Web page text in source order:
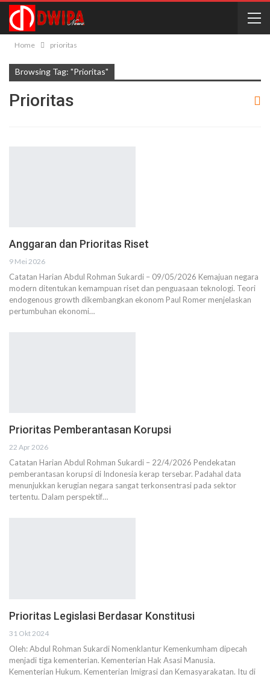
Home prioritas
Browsing Tag: "prioritas"
Prioritas
Anggaran dan Prioritas Riset
9 Mei 2026
Catatan Harian Abdul Rohman Sukardi – 09/05/2026 Kemajuan negara
modern ditentukan kemampuan riset dan penguasaan teknologi. Teori
endogenous growth dikembangkan ekonom Paul Romer menjelaskan
pertumbuhan ekonomi…
Prioritas Pemberantasan Korupsi
22 Apr 2026
Catatan Harian Abdul Rohman Sukardi – 22/4/2026 Pendekatan
pemberantasan korupsi di Indonesia kerap tersebar. Padahal data
menunjukkan kerugian negara sangat terkonsentrasi pada sektor
tertentu. Dalam perspektif…
Prioritas Legislasi Berdasar Konstitusi
31 Okt 2024
Oleh: Abdul Rohman Sukardi Nomenklantur Kemenkumham dipecah
menjadi tiga kementerian. Kementerian Hak Asasi Manusia.
Kementerian Hukum. Kementerian Imigrasi dan Kemasyarakatan. Itu di